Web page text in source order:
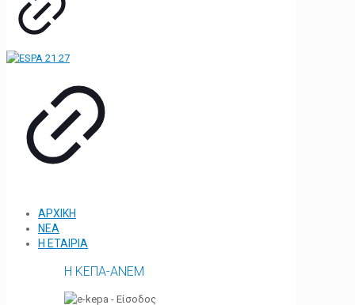
ΑΡΧΙΚΗ
ΝΕΑ
Η ΕΤΑΙΡΙΑ
Η ΚΕΠΑ-ΑΝΕΜ